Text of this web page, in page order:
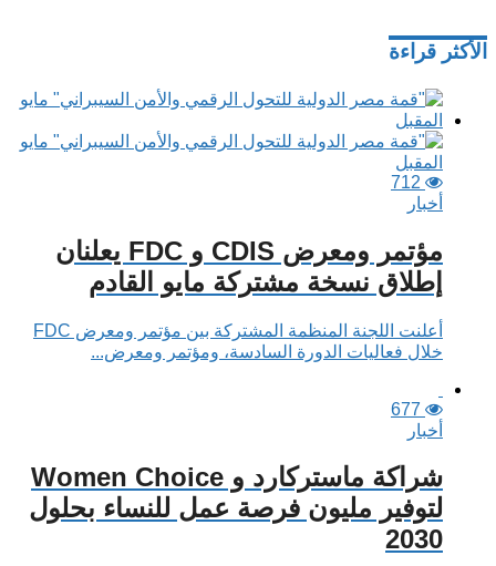
الأكثر قراءة
712
أخبار
مؤتمر ومعرض CDIS و FDC يعلنان
إطلاق نسخة مشتركة مايو القادم
أعلنت اللجنة المنظمة المشتركة بين مؤتمر ومعرض FDC
خلال فعاليات الدورة السادسة، ومؤتمر ومعرض...
677
أخبار
شراكة ماستركارد و Women Choice
لتوفير مليون فرصة عمل للنساء بحلول
2030